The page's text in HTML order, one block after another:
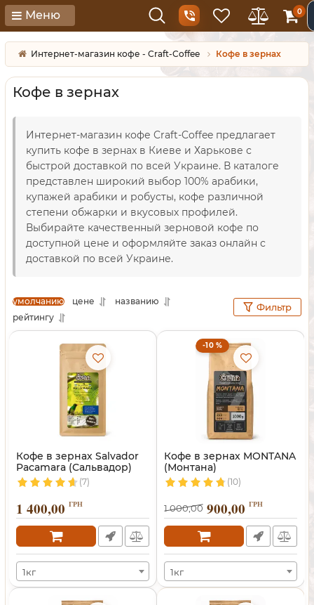
Меню 0
Интернет-магазин кофе - Craft-Coffee Кофе в зернах
Кофе в зернах
Интернет-магазин кофе Craft-Coffee предлагает
купить кофе в зернах в Киеве и Харькове с
быстрой доставкой по всей Украине. В каталоге
представлен широкий выбор 100% арабики,
купажей арабики и робусты, кофе различной
степени обжарки и вкусовых профилей.
Выбирайте качественный зерновой кофе по
доступной цене и оформляйте заказ онлайн с
доставкой по всей Украине.
умолчанию цене
названию
рейтингу
Фильтр
Кофе в зернах Salvador
Pacamara (Сальвадор)
(7)
1 400,00 ГРН
1кг
-10 %
Кофе в зернах MONTANA
(Монтана)
(10)
1 000,00 900,00 ГРН
1кг